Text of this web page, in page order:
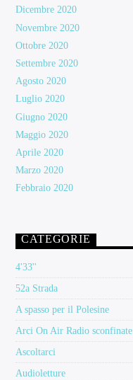
Dicembre 2020
Novembre 2020
Ottobre 2020
Settembre 2020
Agosto 2020
Luglio 2020
Giugno 2020
Maggio 2020
Aprile 2020
Marzo 2020
Febbraio 2020
CATEGORIE
4'33''
52a Strada
A spasso per il Polesine
Arci On Air Radio sconfinate
Ascoltarci
Audioletture